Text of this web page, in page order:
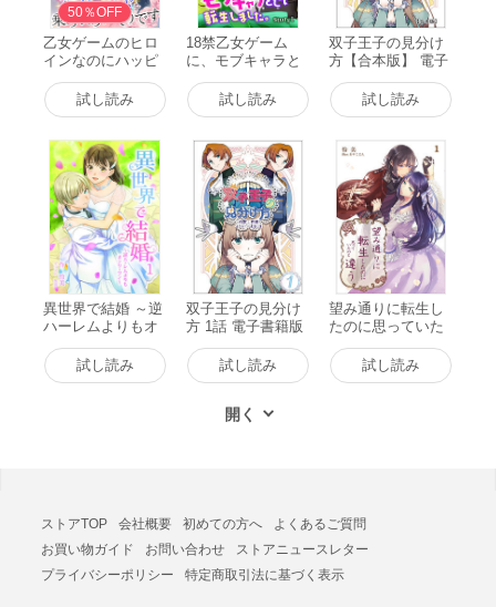
50％OFF
乙女ゲームのヒロ
インなのにハッピ
ーエンドを乗っ取
られそうです 電子
書籍版
試し読み
18禁乙女ゲーム
に、モブキャラと
して転生しまし
た。 story1 ジョシ
ィ文庫 電子書籍版
試し読み
双子王子の見分け
方【合本版】 電子
書籍版
試し読み
異世界で結婚 ～逆
ハーレムよりもオ
ンリーワン～ 1話
電子書籍版
試し読み
双子王子の見分け
方 1話 電子書籍版
試し読み
望み通りに転生し
たのに思っていた
のと違う 1話 電子
書籍版試し読み
ストアTOP 会社概要 初めての方へ
よくあるご質問
お買い物ガイド
お問い合わせ
ストアニュースレター
プライバシーポリシー
特定商取引法に基づく表示